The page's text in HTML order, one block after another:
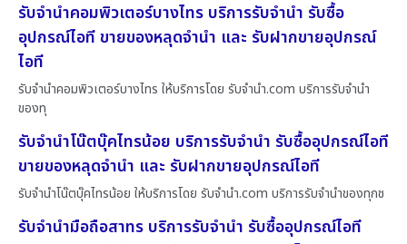
รับจำนำคอมพิวเตอร์บางไทร บริการรับจำนำ รับซื้อ
อุปกรณ์ไอที ขายของหลุดจำนำ และ รับฝากขายอุปกรณ์
ไอที
รับจำนำคอมพิวเตอร์บางไทร ให้บริการโดย รับจํานํา.com บริการรับจำนำ
ของทุ
รับจำนำโน๊ตบุ๊คไทรน้อย บริการรับจำนำ รับซื้ออุปกรณ์ไอที
ขายของหลุดจำนำ และ รับฝากขายอุปกรณ์ไอที
รับจำนำโน๊ตบุ๊คไทรน้อย ให้บริการโดย รับจํานํา.com บริการรับจำนำของทุกช
รับจำนำมือถือสาทร บริการรับจำนำ รับซื้ออุปกรณ์ไอที